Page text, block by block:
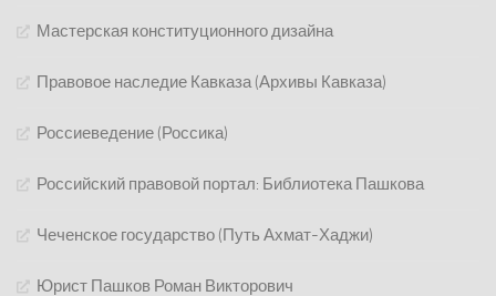
Мастерская конституционного дизайна
Правовое наследие Кавказа (Архивы Кавказа)
Россиеведение (Россика)
Российский правовой портал: Библиотека Пашкова
Чеченское государство (Путь Ахмат-Хаджи)
Юрист Пашков Роман Викторович